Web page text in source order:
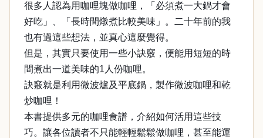
很多人認為用咖哩塊做咖哩，「必須煮一大鍋才會
好吃」、「長時間燉煮比較美味」。二十年前的我
也有過這些想法，並真心這麼覺得。
但是，其實只要使用一些小訣竅，便能用短短的時
間煮出一道美味的1人份咖哩。
訣竅就是利用微波爐及平底鍋，製作微波咖哩和乾
炒咖哩！
本書提供多元的咖哩食譜，介紹如何活用這些技
巧。讓各位讀者不只能輕輕鬆鬆做咖哩，甚至能運